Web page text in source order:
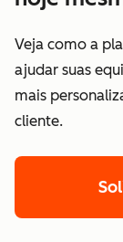
Veja como a
ajudar suas
mais
cliente.